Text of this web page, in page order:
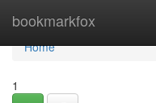
bookmarkfox
Home
Home
1